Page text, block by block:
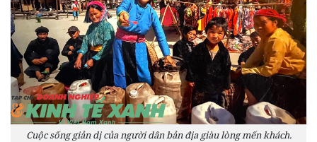
Cuộc sống giản dị của người dân bản địa giàu lòng mến khách.